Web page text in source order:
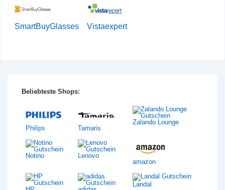
SmartBuyGlasses Vistaexpert
Beliebteste Shops:
Philips Tamaris
Zalando Lounge
Notino
Lenovo
amazon
Landal